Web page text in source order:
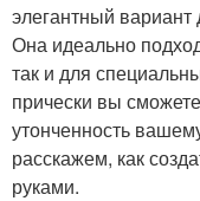
элегантный
Она идеально
так и для
прически вы
утонченность
расскажем, как
руками.